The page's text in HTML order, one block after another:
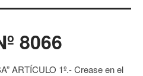
8066
ARTÍCULO 1º.- Crease en el